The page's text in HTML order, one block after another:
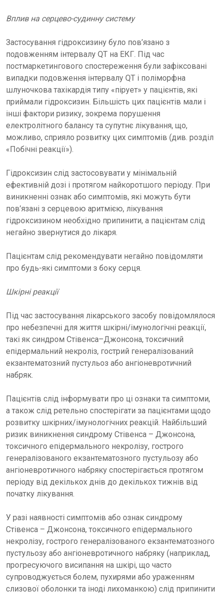
Вплив на серцево-судинну систему
Застосування гідроксизину було пов’язано з
подовженням інтервалу QT на ЕКГ. Під час
постмаркетингового спостереження були зафіксовані
випадки подовження інтервалу QT і поліморфна
шлуночкова тахікардія типу «пірует» у пацієнтів, які
приймали гідроксизин. Більшість цих пацієнтів мали і
інші фактори ризику, зокрема порушення
електролітного балансу та супутнє лікування, що,
можливо, сприяло розвитку цих симптомів (див. розділ
«Побічні реакції»).
Гідроксизин слід застосовувати у мінімальній
ефективній дозі і протягом найкоротшого періоду. При
виникненні ознак або симптомів, які можуть бути
пов’язані з серцевою аритмією, лікування
гідроксизином необхідно припинити, а пацієнтам слід
негайно звернутися до лікаря.
Пацієнтам слід рекомендувати негайно повідомляти
про будь-які симптоми з боку серця.
Шкірні реакції
Під час застосування лікарського засобу повідомлялося
про небезпечні для життя шкірні/імунологічні реакції,
такі як синдром Стівенса–Джонсона, токсичний
епідермальний некроліз, гострий генералізований
екзантематозний пустульоз або ангіоневротичний
набряк.
Пацієнтів слід інформувати про ці ознаки та симптоми,
а також слід ретельно спостерігати за пацієнтами щодо
розвитку шкірних/імунологічних реакцій. Найбільший
ризик виникнення синдрому Стівенса – Джонсона,
токсичного епідермального некролізу, гострого
генералізованого екзантематозного пустульозу або
ангіоневротичного набряку спостерігається протягом
періоду від декількох днів до декількох тижнів від
початку лікування.
У разі наявності симптомів або ознак синдрому
Стівенса – Джонсона, токсичного епідермального
некролізу, гострого генералізованого екзантематозного
пустульозу або ангіоневротичного набряку (наприклад,
прогресуючого висипання на шкірі, що часто
супроводжується болем, пухирями або ураженням
слизової оболонки та іноді лихоманкою) слід припинити